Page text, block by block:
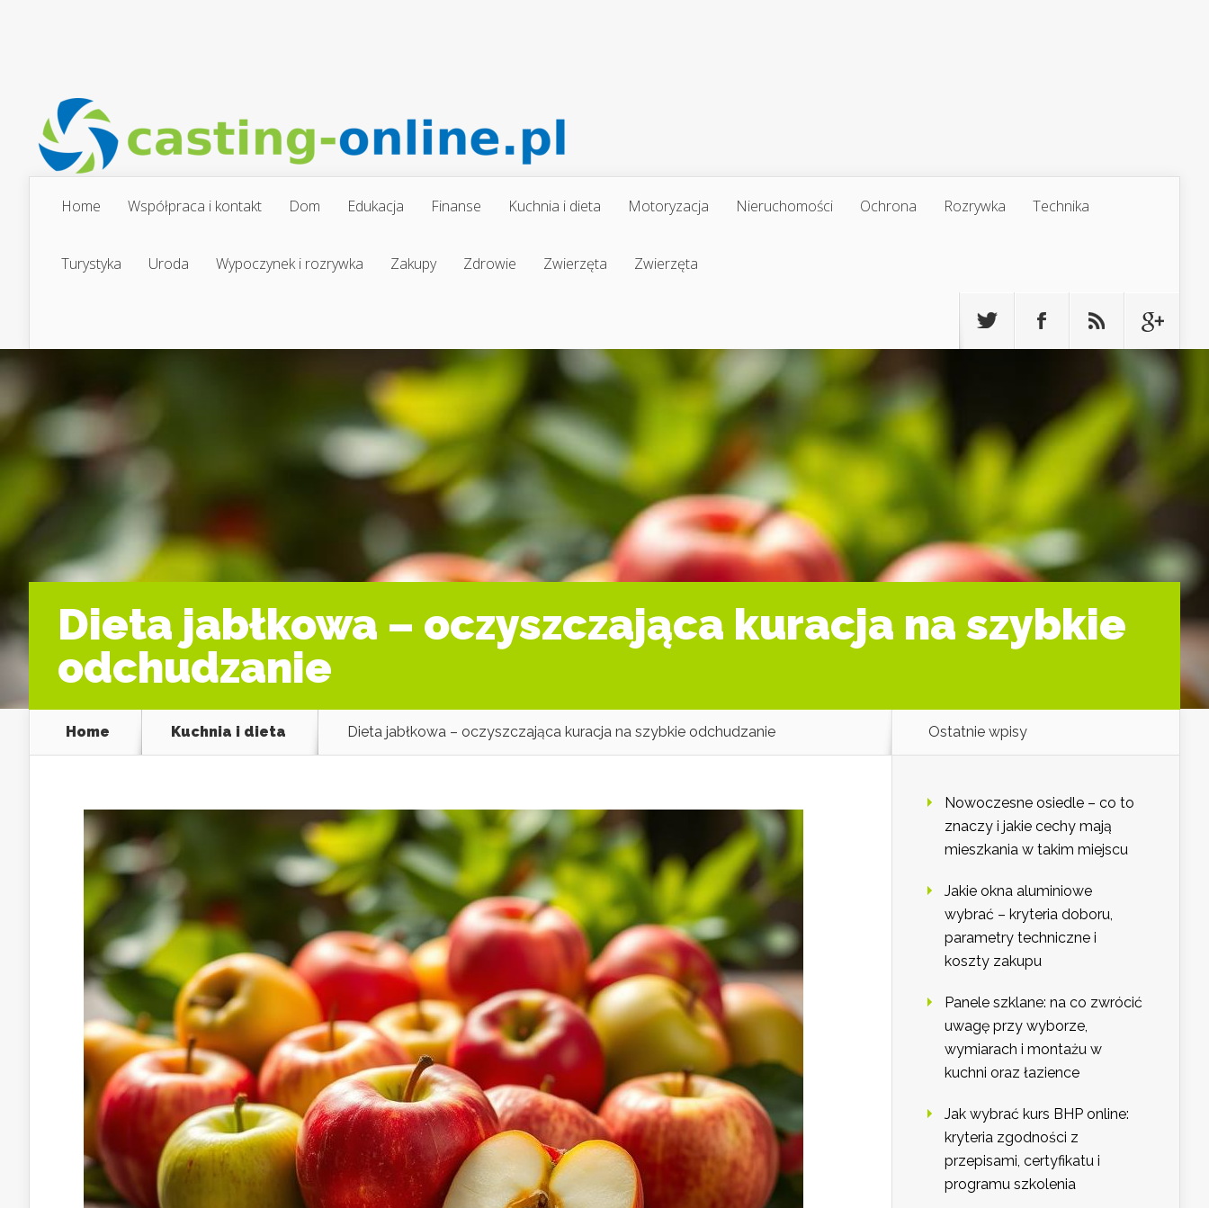
Home Współpraca i kontakt Dom Edukacja Finanse Kuchnia i dieta Motoryzacja Nieruchomości Ochrona Rozrywka Technika
Turystyka Uroda Wypoczynek i rozrywka Zakupy Zdrowie Zwierzęta Zwierzęta
Dieta jabłkowa – oczyszczająca kuracja na szybkie
odchudzanie
Home Kuchnia i dieta Dieta jabłkowa – oczyszczająca kuracja na szybkie odchudzanie Ostatnie wpisy
Nowoczesne osiedle – co to
znaczy i jakie cechy mają
mieszkania w takim miejscu
Jakie okna aluminiowe
wybrać – kryteria doboru,
parametry techniczne i
koszty zakupu
Panele szklane: na co zwrócić
uwagę przy wyborze,
wymiarach i montażu w
kuchni oraz łazience
Jak wybrać kurs BHP online:
kryteria zgodności z
przepisami, certyfikatu i
programu szkolenia